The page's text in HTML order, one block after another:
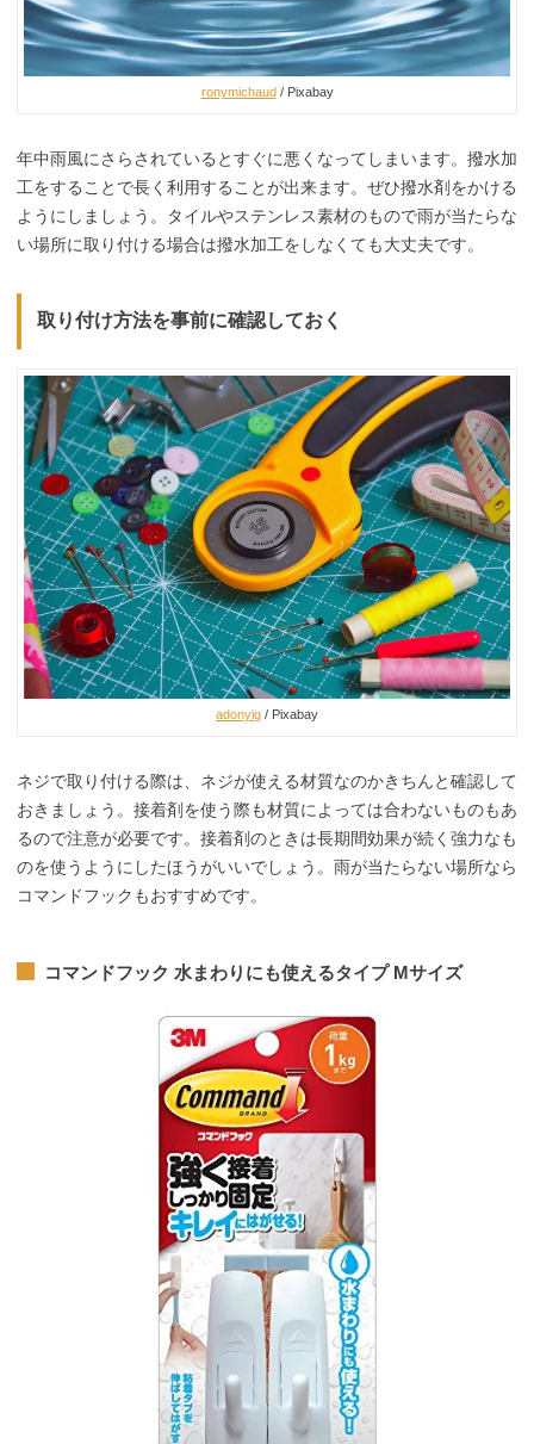
ronymichaud / Pixabay
年中雨風にさらされているとすぐに悪くなってしまいます。撥水加
工をすることで長く利用することが出来ます。ぜひ撥水剤をかける
ようにしましょう。タイルやステンレス素材のもので雨が当たらな
い場所に取り付ける場合は撥水加工をしなくても大丈夫です。
取り付け方法を事前に確認しておく
adonyig / Pixabay
ネジで取り付ける際は、ネジが使える材質なのかきちんと確認して
おきましょう。接着剤を使う際も材質によっては合わないものもあ
るので注意が必要です。接着剤のときは長期間効果が続く強力なも
のを使うようにしたほうがいいでしょう。雨が当たらない場所なら
コマンドフックもおすすめです。
コマンドフック 水まわりにも使えるタイプ Mサイズ